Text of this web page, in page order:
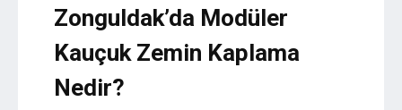
Zonguldak’da Modüler
Kauçuk Zemin Kaplama
Nedir?